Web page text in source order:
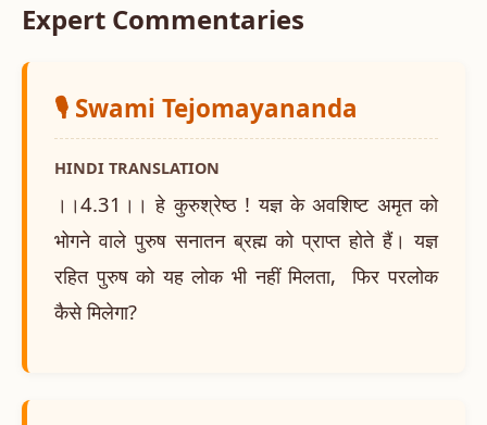
Expert Commentaries
🎙️ Swami Tejomayananda
HINDI TRANSLATION
।।4.31।। हे कुरुश्रेष्ठ ! यज्ञ के अवशिष्ट अमृत को
भोगने वाले पुरुष सनातन ब्रह्म को प्राप्त होते हैं। यज्ञ
रहित पुरुष को यह लोक भी नहीं मिलता, फिर परलोक
कैसे मिलेगा?